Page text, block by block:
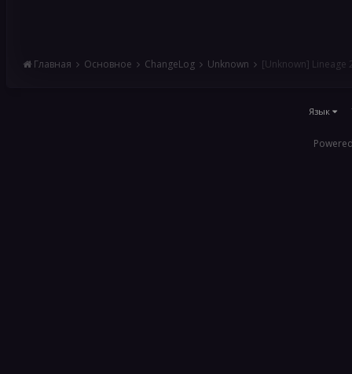
Главная Основное ChangeLog Unknown [Unknown] Lineage
Язык